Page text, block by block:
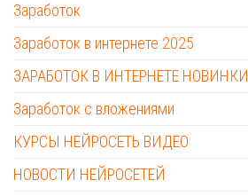
Заработок
Заработок в интернете 2025
ЗАРАБОТОК В ИНТЕРНЕТЕ НОВИНКИ
Заработок с вложениями
КУРСЫ НЕЙРОСЕТЬ ВИДЕО
НОВОСТИ НЕЙРОСЕТЕЙ